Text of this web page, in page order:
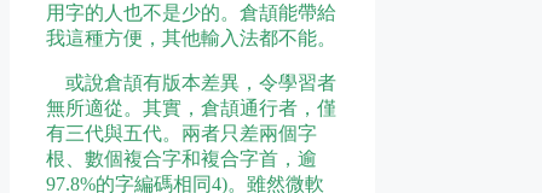
用字的人也不是少的。倉頡能帶給
我這種方便，其他輸入法都不能。
或說倉頡有版本差異，令學習者
無所適從。其實，倉頡通行者，僅
有三代與五代。兩者只差兩個字
根、數個複合字和複合字首，逾
97.8%的字編碼相同4)。雖然微軟